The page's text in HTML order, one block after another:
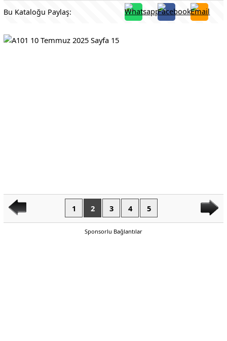
Bu Kataloğu Paylaş:
1 2 3 4 5
Sponsorlu Bağlantılar